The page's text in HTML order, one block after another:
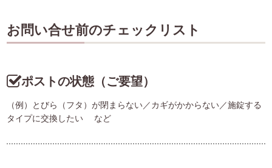
お問い合せ前のチェックリスト
ポストの状態（ご要望）
（例）とびら（フタ）が閉まらない／カギがかからない／施錠する
タイプに交換したい など